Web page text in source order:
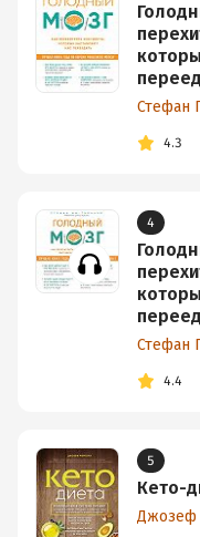
Стефан
4.3
4
Стефан
4.4
5
Кето-
Джозеф